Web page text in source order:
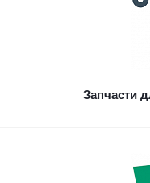
Запчасти